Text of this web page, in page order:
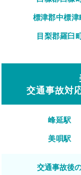
標津郡中標津
目梨郡羅臼
交通事故対
峰延駅
美唄駅
交通事故後